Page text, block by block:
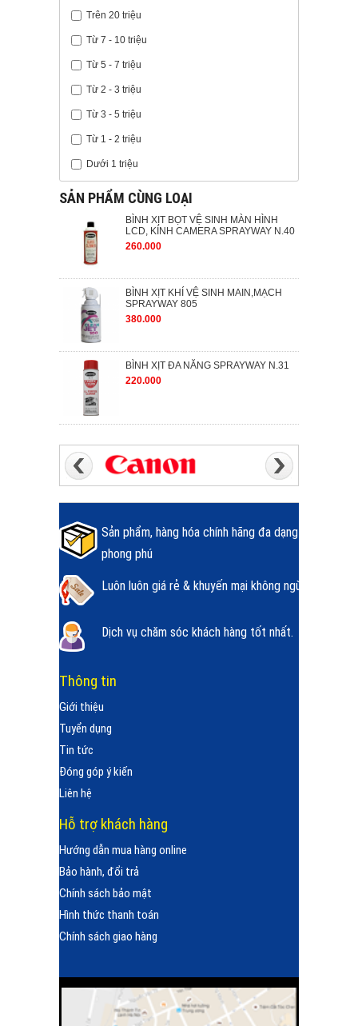
Trên 20 triệu
Từ 7 - 10 triệu
Từ 5 - 7 triệu
Từ 2 - 3 triệu
Từ 3 - 5 triệu
Từ 1 - 2 triệu
Dưới 1 triệu
SẢN PHẨM CÙNG LOẠI
BÌNH XỊT BỌT VỆ SINH MÀN HÌNH
LCD, KÍNH CAMERA SPRAYWAY N.40
260.000
BÌNH XỊT KHÍ VỆ SINH MAIN,MẠCH
SPRAYWAY 805
380.000
BÌNH XỊT ĐA NĂNG SPRAYWAY N.31
220.000
Sản phẩm, hàng hóa chính hãng đa dạng
phong phú
Luôn luôn giá rẻ & khuyến mại không ngừng.
Dịch vụ chăm sóc khách hàng tốt nhất.
Thông tin
Giới thiệu
Tuyển dụng
Tin tức
Đóng góp ý kiến
Liên hệ
Hỗ trợ khách hàng
Hướng dẫn mua hàng online
Bảo hành, đổi trả
Chính sách bảo mật
Hình thức thanh toán
Chính sách giao hàng